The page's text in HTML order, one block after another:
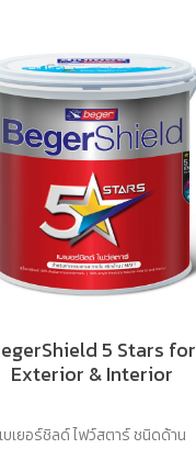
5 Stars for
Exterior & Interior
บเยอร์ชิลด์ ไฟว์สตาร์ ชนิดด้าน